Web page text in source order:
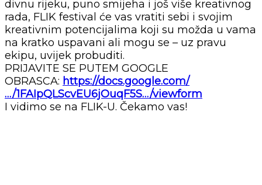
divnu rijeku, puno smijeha i još više kreativnog
rada, FLIK festival će vas vratiti sebi i svojim
kreativnim potencijalima koji su možda u vama
na kratko uspavani ali mogu se – uz pravu
ekipu, uvijek probuditi.
PRIJAVITE SE PUTEM GOOGLE
OBRASCA: https://docs.google.com/
…/1FAIpQLScvEU6jOuqF5S…/viewform
I vidimo se na FLIK-U. Čekamo vas!